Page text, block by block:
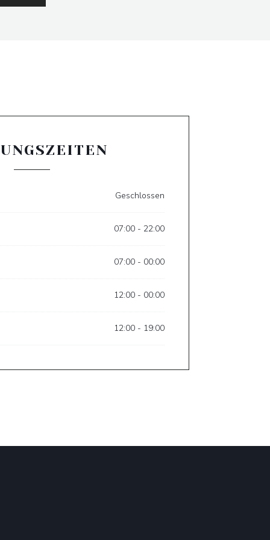
Geschlossen
07:00 - 22:00
07:00 - 00:00
12:00 - 00:00
12:00 - 19:00
Fenster))